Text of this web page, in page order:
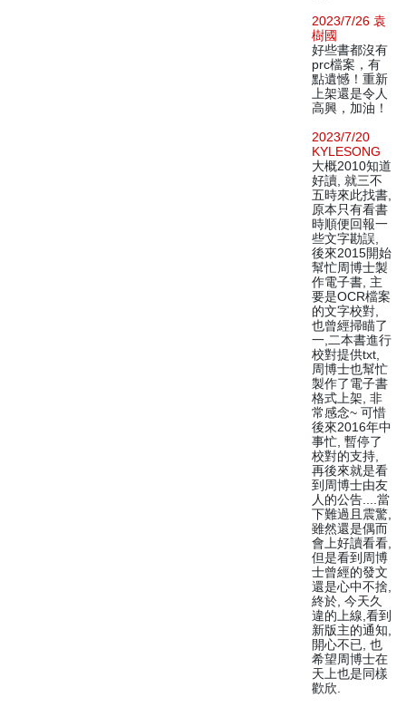
2023/7/26 袁
樹國
好些書都沒有
prc檔案，有
點遺憾！重新
上架還是令人
高興，加油！
2023/7/20
KYLESONG
大概2010知道
好讀, 就三不
五時來此找書,
原本只有看書
時順便回報一
些文字勘誤,
後來2015開始
幫忙周博士製
作電子書, 主
要是OCR檔案
的文字校對,
也曾經掃瞄了
一,二本書進行
校對提供txt,
周博士也幫忙
製作了電子書
格式上架, 非
常感念~ 可惜
後來2016年中
事忙, 暫停了
校對的支持,
再後來就是看
到周博士由友
人的公告....當
下難過且震驚,
雖然還是偶而
會上好讀看看,
但是看到周博
士曾經的發文
還是心中不捨,
終於, 今天久
違的上線,看到
新版主的通知,
開心不已, 也
希望周博士在
天上也是同樣
歡欣.